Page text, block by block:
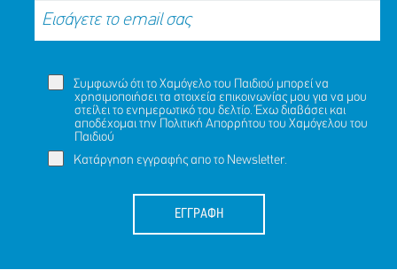
Συμφωνώ ότι το Χαμόγελο του Παιδιού μπορεί να
χρησιμοποιήσει τα στοιχεία επικοινωνίας μου για να μου
στείλει το ενημερωτικό του δελτίο. Έχω διαβάσει και
αποδέχομαι την Πολιτική Απορρήτου του Χαμόγελου του
Παιδιού
Κατάργηση εγγραφής απο το Newsletter.
ΕΓΓΡΑΦΗ